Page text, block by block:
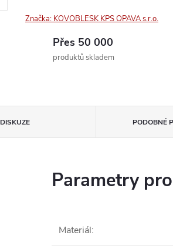
Značka: KOVOBLESK KPS OPAVA s.r.o.
Přes 50 000
produktů skladem
DISKUZE PODOBNÉ
Parametry
Materiál: